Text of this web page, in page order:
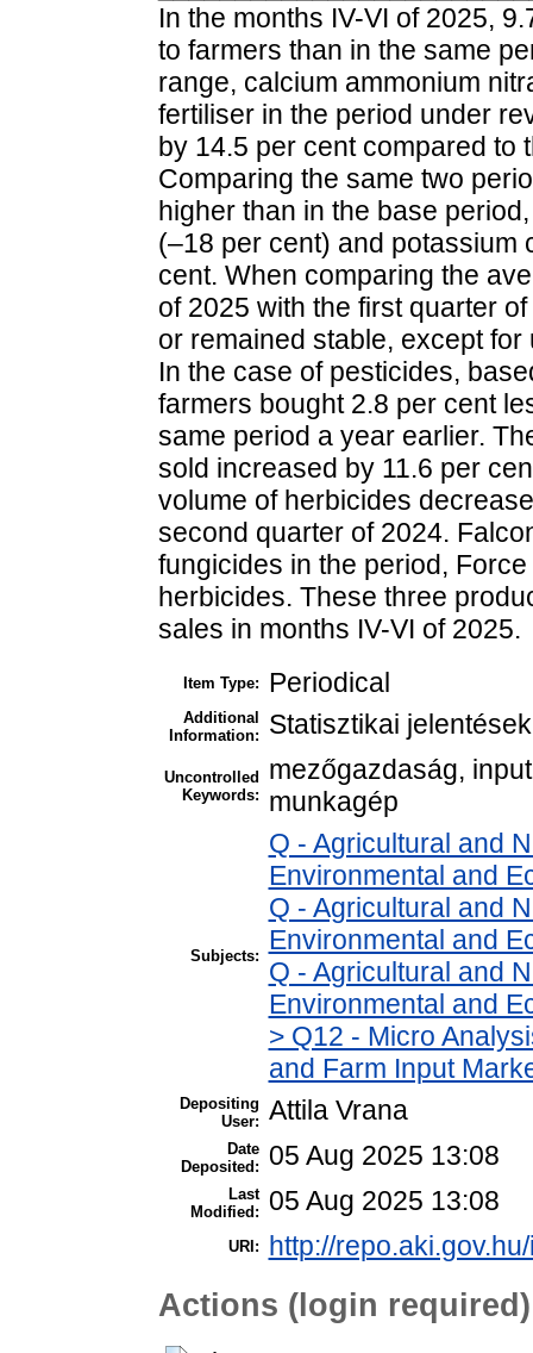
In the months IV-VI of 2025,
to farmers than in the same
range, calcium ammonium
fertiliser in the period under
by 14.5 per cent compared to
Comparing the same two
higher than in the base
(–18 per cent) and potassium
cent. When comparing the
of 2025 with the first quarter
or remained stable, except
In the case of pesticides,
farmers bought 2.8 per cent
same period a year earlier.
sold increased by 11.6 per
volume of herbicides
second quarter of 2024.
fungicides in the period,
herbicides. These three
sales in months IV-VI of 2025.
Item Type: Periodical
Additional
Information:
Statisztikai jelentések
Uncontrolled
Keywords:
mezőgazdaság,
munkagép
Subjects:
Q - Agricultural and
Environmental and
Q - Agricultural and
Environmental and
Q - Agricultural and
Environmental and
> Q12 - Micro
and Farm Input
Depositing
User: Attila Vrana
Date
Deposited:
05 Aug 2025 13:08
Last
Modified:
05 Aug 2025 13:08
URI: http://
Actions (login required)